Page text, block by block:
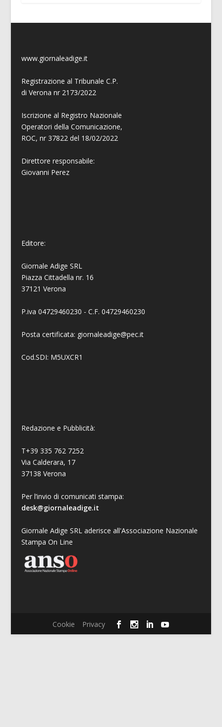
www.giornaleadige.it
Registrazione al Tribunale C.P.
di Verona nr 2173/2022
Iscrizione al Registro Nazionale
Operatori della Comunicazione,
ROC, nr 37822 del 18/02/2022
Direttore responsabile:
Giovanni Perez
Editore:
Giornale Adige SRL
Piazza Cittadella nr. 16
37121 Verona
P.iva 04729460230 - C.F. 04729460230
Posta certificata: giornaleadige@pec.it
Cod.SDI: M5UXCR1
Redazione e Pubblicità:
T+39 335 762 7252
Via Calderara, 17
37138 Verona
Per l’invio di comunicati stampa:
desk@giornaleadige.it
Giornale Adige SRL aderisce all'Associazione Nazionale
Stampa On Line
Cookie Privacy